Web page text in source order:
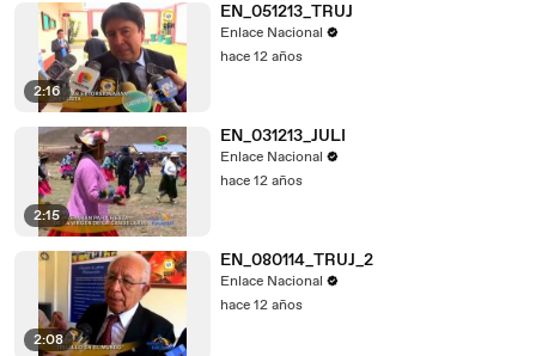
2:16
EN_051213_TRUJ
Enlace Nacional
hace 12 años
2:15
EN_031213_JULI
Enlace Nacional
hace 12 años
2:08
EN_080114_TRUJ_2
Enlace Nacional
hace 12 años